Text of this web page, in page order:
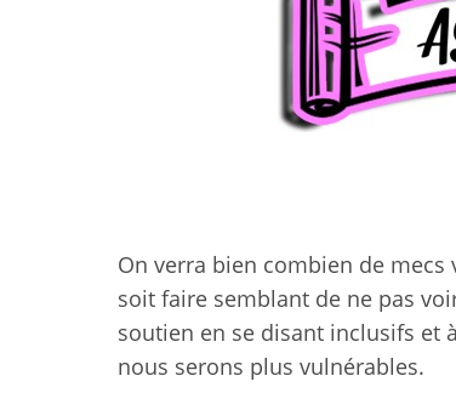
On verra bien combien de
soit faire semblant de ne pas
soutien en se disant inclusifs et
nous serons plus vulnérables.